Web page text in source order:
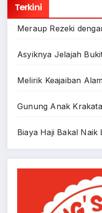
Terkini
Meraup Rezeki
Asyiknya Jelajah
Melirik Keajaiban
Gunung Anak
Biaya Haji Bakal Naik